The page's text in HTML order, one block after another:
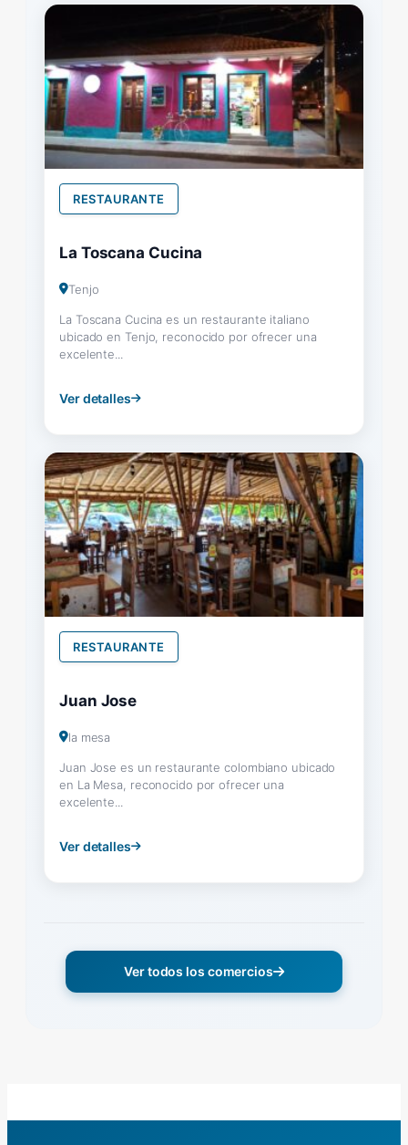
RESTAURANTE
La Toscana Cucina
Tenjo
La Toscana Cucina es un restaurante italiano
ubicado en Tenjo, reconocido por ofrecer una
excelente...
Ver detalles
RESTAURANTE
Juan Jose
la mesa
Juan Jose es un restaurante colombiano ubicado
en La Mesa, reconocido por ofrecer una
excelente...
Ver detalles
Ver todos los comercios